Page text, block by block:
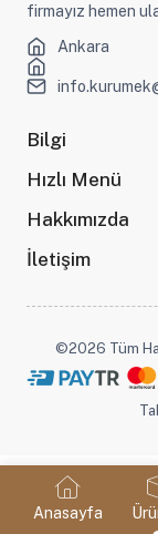
Anasayfa
firmayız hemen
Ankara
Bilgi
Hızlı Menü
Hakkımızda
İletişim
©2026 Tüm